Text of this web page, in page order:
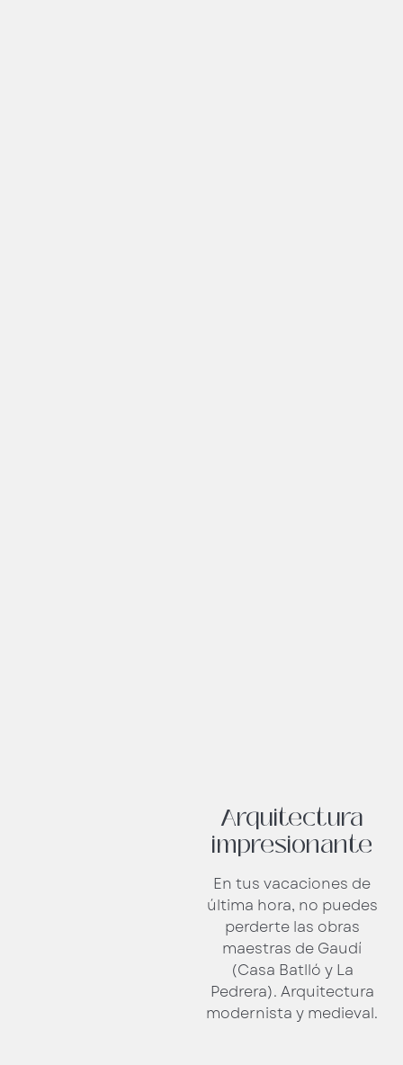
Arquitectura
impresionante
En tus vacaciones de
última hora, no puedes
perderte las obras
maestras de Gaudí
(Casa Batlló y La
Pedrera). Arquitectura
modernista y medieval.